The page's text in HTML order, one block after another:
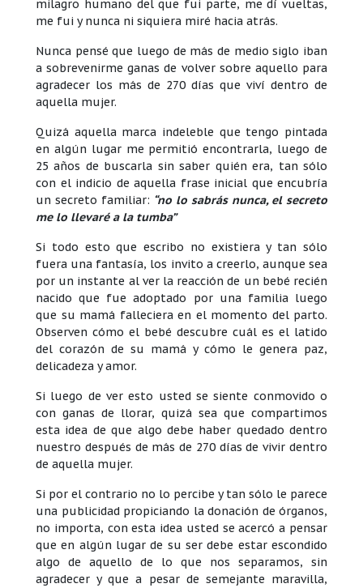
milagro humano del que fui parte, me dí vueltas,
me fui y nunca ni siquiera miré hacia atrás.
Nunca pensé que luego de más de medio siglo iban
a sobrevenirme ganas de volver sobre aquello para
agradecer los más de 270 días que viví dentro de
aquella mujer.
Quizá aquella marca indeleble que tengo pintada
en algún lugar me permitió encontrarla, luego de
25 años de buscarla sin saber quién era, tan sólo
con el indicio de aquella frase inicial que encubría
un secreto familiar: “no lo sabrás nunca, el secreto
me lo llevaré a la tumba”
Si todo esto que escribo no existiera y tan sólo
fuera una fantasía, los invito a creerlo, aunque sea
por un instante al ver la reacción de un bebé recién
nacido que fue adoptado por una familia luego
que su mamá falleciera en el momento del parto.
Observen cómo el bebé descubre cuál es el latido
del corazón de su mamá y cómo le genera paz,
delicadeza y amor.
Si luego de ver esto usted se siente conmovido o
con ganas de llorar, quizá sea que compartimos
esta idea de que algo debe haber quedado dentro
nuestro después de más de 270 días de vivir dentro
de aquella mujer.
Si por el contrario no lo percibe y tan sólo le parece
una publicidad propiciando la donación de órganos,
no importa, con esta idea usted se acercó a pensar
que en algún lugar de su ser debe estar escondido
algo de aquello de lo que nos separamos, sin
agradecer y que a pesar de semejante maravilla,